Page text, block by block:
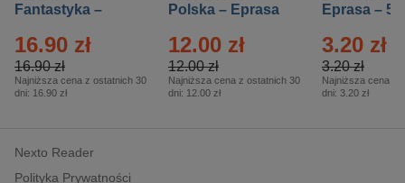
Fantastyka –
16.90 zł
16.90 zł
Najniższa cena z ostatnich 30
dni: 16.90 zł
Polska – Eprasa
12.00 zł
12.00 zł
Najniższa cena z ostatnich 30
dni: 12.00 zł
Eprasa – 5/
3.20 zł
3.20 zł
Najniższa cena z
dni: 3.20 zł
Nexto Reader
Polityka Prywatności